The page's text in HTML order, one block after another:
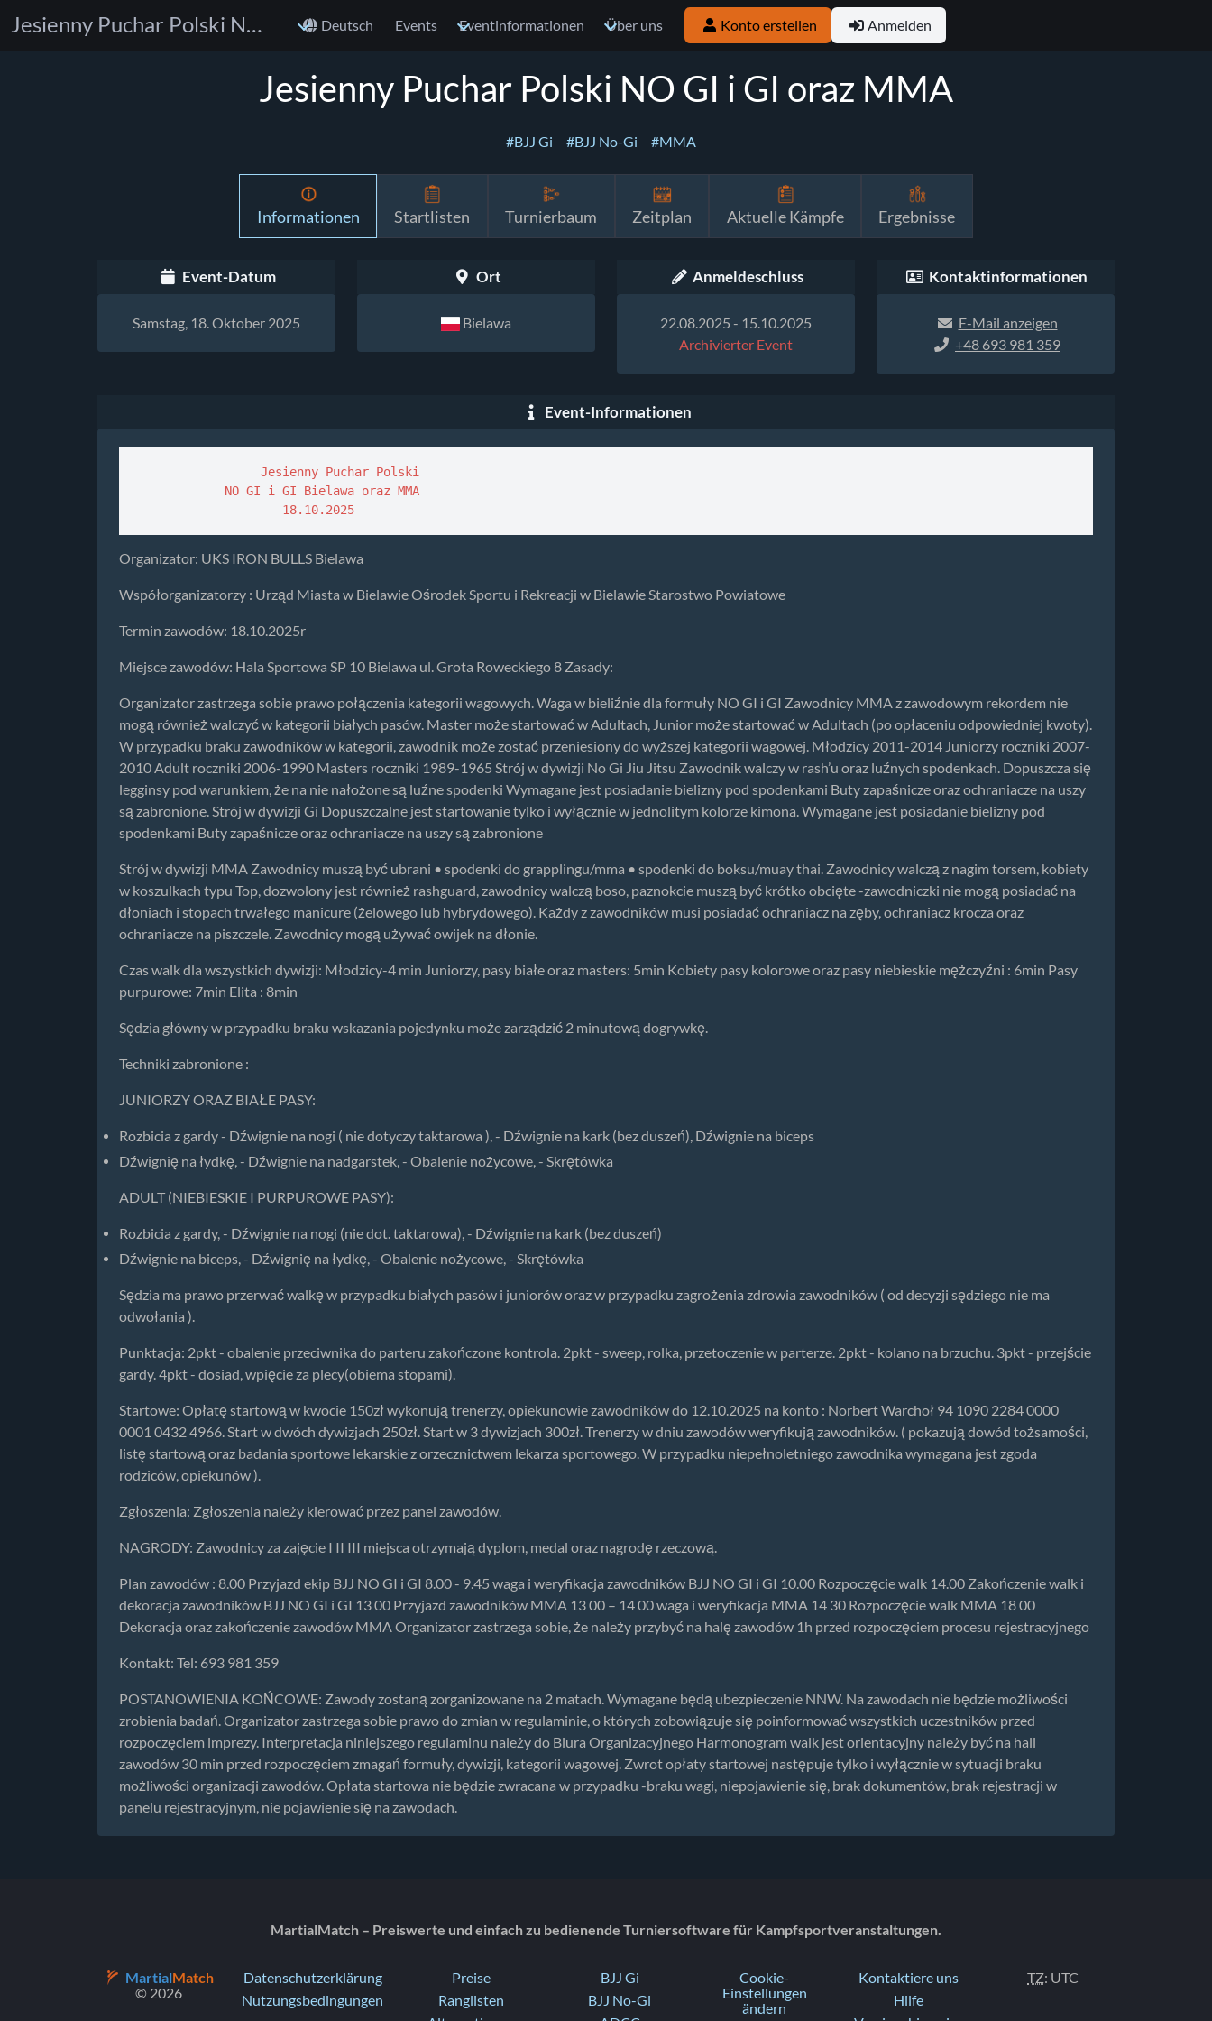
Jesienny Puchar Polski NO GI i GI oraz MMA Deutsch Events Eventinformationen Über uns Konto erstellen Anmelden
Jesienny Puchar Polski NO GI i GI oraz MMA
#BJJ Gi #BJJ No-Gi #MMA
Informationen Startlisten Turnierbaum Zeitplan Aktuelle Kämpfe Ergebnisse
Event-Datum
Samstag, 18. Oktober 2025
Ort
Bielawa
Anmeldeschluss
22.08.2025 - 15.10.2025
Archivierter Event
Kontaktinformationen
E-Mail anzeigen
+48 693 981 359
Event-Informationen
                 Jesienny Puchar Polski
            NO GI i GI Bielawa oraz MMA
                    18.10.2025
Organizator: UKS IRON BULLS Bielawa
Współorganizatorzy : Urząd Miasta w Bielawie Ośrodek Sportu i Rekreacji w Bielawie Starostwo Powiatowe
Termin zawodów: 18.10.2025r
Miejsce zawodów: Hala Sportowa SP 10 Bielawa ul. Grota Roweckiego 8 Zasady:
Organizator zastrzega sobie prawo połączenia kategorii wagowych. Waga w bieliźnie dla formuły NO GI i GI Zawodnicy MMA z zawodowym rekordem nie
mogą również walczyć w kategorii białych pasów. Master może startować w Adultach, Junior może startować w Adultach (po opłaceniu odpowiedniej kwoty).
W przypadku braku zawodników w kategorii, zawodnik może zostać przeniesiony do wyższej kategorii wagowej. Młodzicy 2011-2014 Juniorzy roczniki 2007-
2010 Adult roczniki 2006-1990 Masters roczniki 1989-1965 Strój w dywizji No Gi Jiu Jitsu Zawodnik walczy w rash’u oraz luźnych spodenkach. Dopuszcza się
legginsy pod warunkiem, że na nie nałożone są luźne spodenki Wymagane jest posiadanie bielizny pod spodenkami Buty zapaśnicze oraz ochraniacze na uszy
są zabronione. Strój w dywizji Gi Dopuszczalne jest startowanie tylko i wyłącznie w jednolitym kolorze kimona. Wymagane jest posiadanie bielizny pod
spodenkami Buty zapaśnicze oraz ochraniacze na uszy są zabronione
Strój w dywizji MMA Zawodnicy muszą być ubrani • spodenki do grapplingu/mma • spodenki do boksu/muay thai. Zawodnicy walczą z nagim torsem, kobiety
w koszulkach typu Top, dozwolony jest również rashguard, zawodnicy walczą boso, paznokcie muszą być krótko obcięte -zawodniczki nie mogą posiadać na
dłoniach i stopach trwałego manicure (żelowego lub hybrydowego). Każdy z zawodników musi posiadać ochraniacz na zęby, ochraniacz krocza oraz
ochraniacze na piszczele. Zawodnicy mogą używać owijek na dłonie.
Czas walk dla wszystkich dywizji: Młodzicy-4 min Juniorzy, pasy białe oraz masters: 5min Kobiety pasy kolorowe oraz pasy niebieskie mężczyźni : 6min Pasy
purpurowe: 7min Elita : 8min
Sędzia główny w przypadku braku wskazania pojedynku może zarządzić 2 minutową dogrywkę.
Techniki zabronione :
JUNIORZY ORAZ BIAŁE PASY:
Rozbicia z gardy - Dźwignie na nogi ( nie dotyczy taktarowa ), - Dźwignie na kark (bez duszeń), Dźwignie na biceps
Dźwignię na łydkę, - Dźwignie na nadgarstek, - Obalenie nożycowe, - Skrętówka
ADULT (NIEBIESKIE I PURPUROWE PASY):
Rozbicia z gardy, - Dźwignie na nogi (nie dot. taktarowa), - Dźwignie na kark (bez duszeń)
Dźwignie na biceps, - Dźwignię na łydkę, - Obalenie nożycowe, - Skrętówka
Sędzia ma prawo przerwać walkę w przypadku białych pasów i juniorów oraz w przypadku zagrożenia zdrowia zawodników ( od decyzji sędziego nie ma
odwołania ).
Punktacja: 2pkt - obalenie przeciwnika do parteru zakończone kontrola. 2pkt - sweep, rolka, przetoczenie w parterze. 2pkt - kolano na brzuchu. 3pkt - przejście
gardy. 4pkt - dosiad, wpięcie za plecy(obiema stopami).
Startowe: Opłatę startową w kwocie 150zł wykonują trenerzy, opiekunowie zawodników do 12.10.2025 na konto : Norbert Warchoł 94 1090 2284 0000
0001 0432 4966. Start w dwóch dywizjach 250zł. Start w 3 dywizjach 300zł. Trenerzy w dniu zawodów weryfikują zawodników. ( pokazują dowód tożsamości,
listę startową oraz badania sportowe lekarskie z orzecznictwem lekarza sportowego. W przypadku niepełnoletniego zawodnika wymagana jest zgoda
rodziców, opiekunów ).
Zgłoszenia: Zgłoszenia należy kierować przez panel zawodów.
NAGRODY: Zawodnicy za zajęcie I II III miejsca otrzymają dyplom, medal oraz nagrodę rzeczową.
Plan zawodów : 8.00 Przyjazd ekip BJJ NO GI i GI 8.00 - 9.45 waga i weryfikacja zawodników BJJ NO GI i GI 10.00 Rozpoczęcie walk 14.00 Zakończenie walk i
dekoracja zawodników BJJ NO GI i GI 13 00 Przyjazd zawodników MMA 13 00 – 14 00 waga i weryfikacja MMA 14 30 Rozpoczęcie walk MMA 18 00
Dekoracja oraz zakończenie zawodów MMA Organizator zastrzega sobie, że należy przybyć na halę zawodów 1h przed rozpoczęciem procesu rejestracyjnego
Kontakt: Tel: 693 981 359
POSTANOWIENIA KOŃCOWE: Zawody zostaną zorganizowane na 2 matach. Wymagane będą ubezpieczenie NNW. Na zawodach nie będzie możliwości
zrobienia badań. Organizator zastrzega sobie prawo do zmian w regulaminie, o których zobowiązuje się poinformować wszystkich uczestników przed
rozpoczęciem imprezy. Interpretacja niniejszego regulaminu należy do Biura Organizacyjnego Harmonogram walk jest orientacyjny należy być na hali
zawodów 30 min przed rozpoczęciem zmagań formuły, dywizji, kategorii wagowej. Zwrot opłaty startowej następuje tylko i wyłącznie w sytuacji braku
możliwości organizacji zawodów. Opłata startowa nie będzie zwracana w przypadku -braku wagi, niepojawienie się, brak dokumentów, brak rejestracji w
panelu rejestracyjnym, nie pojawienie się na zawodach.
MartialMatch – Preiswerte und einfach zu bedienende Turniersoftware für Kampfsportveranstaltungen.
MartialMatch
© 2026
Datenschutzerklärung
Nutzungsbedingungen
Preise
Ranglisten
BJJ Gi
BJJ No-Gi
Cookie-
Einstellungen
ändern
Kontaktiere uns
Hilfe
TZ: UTC